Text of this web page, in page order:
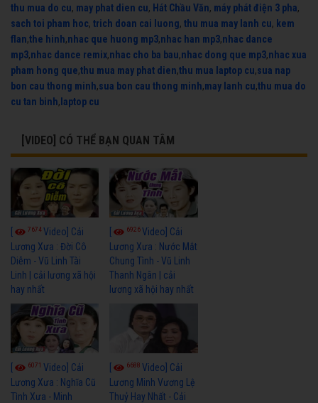
thu mua do cu, may phat dien cu, Hát Chầu Văn, máy phát điện 3 pha,
sach toi pham hoc, trich doan cai luong, thu mua may lanh cu, kem
flan,the hinh,nhac que huong mp3,nhac han mp3,nhac dance
mp3,nhac dance remix,nhac cho ba bau,nhac dong que mp3,nhac xua
pham hong que,thu mua may phat dien,thu mua laptop cu,sua nap
bon cau thong minh,sua bon cau thong minh,may lanh cu,thu mua do
cu tan binh, laptop cu
[VIDEO] CÓ THỂ BẠN QUAN TÂM
7674Video] Cải
Lương Xưa : Đời Cô
Diễm - Vũ Linh Tài
Linh | cải lương xã hội
hay nhất
6926Video] Cải
Lương Xưa : Nước Mắt
Chung Tình - Vũ Linh
Thanh Ngân | cải
lương xã hội hay nhất
6071 Video] Cải
Lương Xưa : Nghĩa Cũ
Tình Xưa - Minh
6688Video] Cải
Lương Minh Vương Lệ
Thuỷ Hay Nhất - Cải